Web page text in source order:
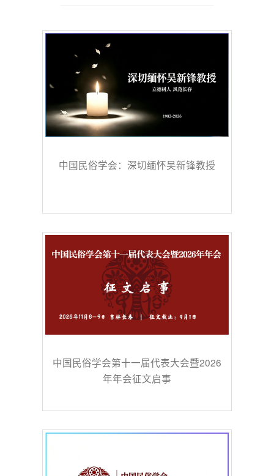
中国民俗学会：深切缅怀吴新锋教授
中国民俗学会第十一届代表大会暨2026
年年会征文启事